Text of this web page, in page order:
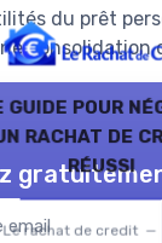
du prêt
consolidation
guide pour
rachat de
réussi
Le rachat de credit —